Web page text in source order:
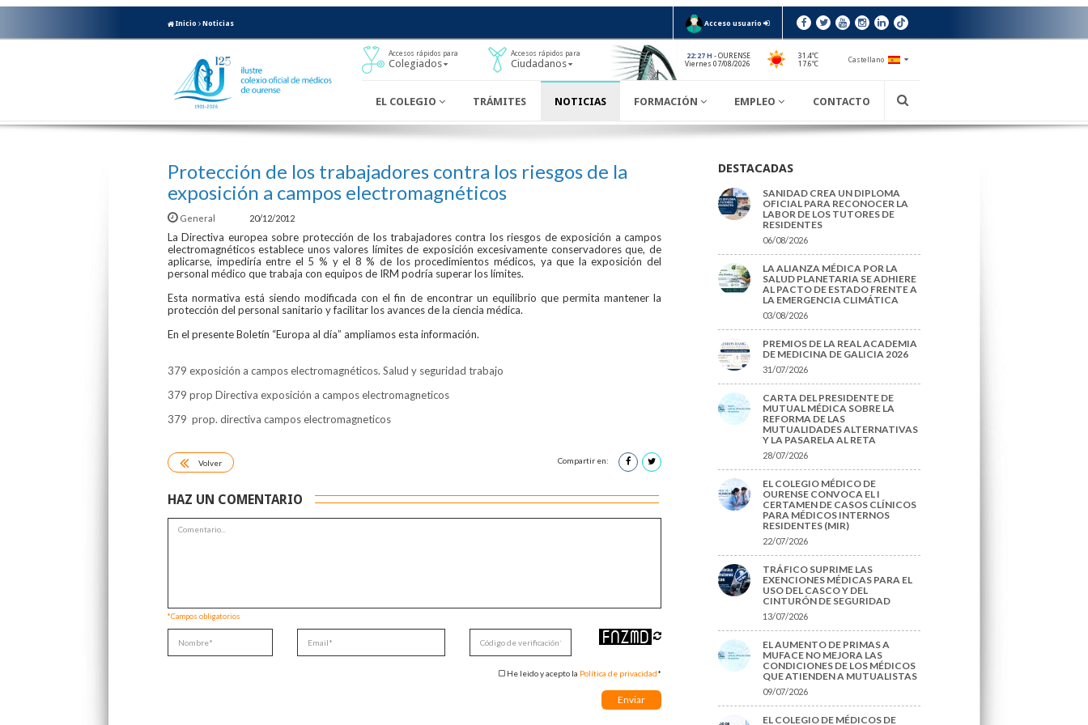
Inicio Noticias Acceso usuario
Accesos rápidos para
Colegiados
Accesos rápidos para
Ciudadanos
22:27 H - OURENSE
Viernes 07/08/2026
31.4ºC
17.6ºC
Castellano
EL COLEGIO TRÁMITES NOTICIAS FORMACIÓN EMPLEO CONTACTO
Protección de los trabajadores contra los riesgos de la
exposición a campos electromagnéticos
General 20/12/2012
La Directiva europea sobre protección de los trabajadores contra los riesgos de exposición a campos
electromagnéticos establece unos valores límites de exposición excesivamente conservadores que, de
aplicarse, impediría entre el 5 % y el 8 % de los procedimientos médicos, ya que la exposición del
personal médico que trabaja con equipos de IRM podría superar los límites.
Esta normativa está siendo modificada con el fin de encontrar un equilibrio que permita mantener la
protección del personal sanitario y facilitar los avances de la ciencia médica.
En el presente Boletín “Europa al día” ampliamos esta información.
379 exposición a campos electromagnéticos. Salud y seguridad trabajo
379 prop Directiva exposición a campos electromagneticos
379 prop. directiva campos electromagneticos
Volver Compartir en:
HAZ UN COMENTARIO
*Campos obligatorios
He leido y acepto la Política de privacidad*
DESTACADAS
SANIDAD CREA UN DIPLOMA
OFICIAL PARA RECONOCER LA
LABOR DE LOS TUTORES DE
RESIDENTES
06/08/2026
LA ALIANZA MÉDICA POR LA
SALUD PLANETARIA SE ADHIERE
AL PACTO DE ESTADO FRENTE A
LA EMERGENCIA CLIMÁTICA
03/08/2026
PREMIOS DE LA REAL ACADEMIA
DE MEDICINA DE GALICIA 2026
31/07/2026
CARTA DEL PRESIDENTE DE
MUTUAL MÉDICA SOBRE LA
REFORMA DE LAS
MUTUALIDADES ALTERNATIVAS
Y LA PASARELA AL RETA
28/07/2026
EL COLEGIO MÉDICO DE
OURENSE CONVOCA EL I
CERTAMEN DE CASOS CLÍNICOS
PARA MÉDICOS INTERNOS
RESIDENTES (MIR)
22/07/2026
TRÁFICO SUPRIME LAS
EXENCIONES MÉDICAS PARA EL
USO DEL CASCO Y DEL
CINTURÓN DE SEGURIDAD
13/07/2026
EL AUMENTO DE PRIMAS A
MUFACE NO MEJORA LAS
CONDICIONES DE LOS MÉDICOS
QUE ATIENDEN A MUTUALISTAS
09/07/2026
EL COLEGIO DE MÉDICOS DE